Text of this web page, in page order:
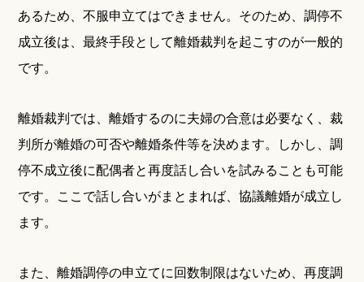
あるため、不服申立てはできません。そのため、調停不
成立後は、最終手段として離婚裁判を起こすのが一般的
です。
離婚裁判では、離婚するのに夫婦の合意は必要なく、裁
判所が離婚の可否や離婚条件等を決めます。しかし、調
停不成立後に配偶者と再度話し合いを試みることも可能
です。ここで話し合いがまとまれば、協議離婚が成立し
ます。
また、離婚調停の申立てに回数制限はないため、再度調